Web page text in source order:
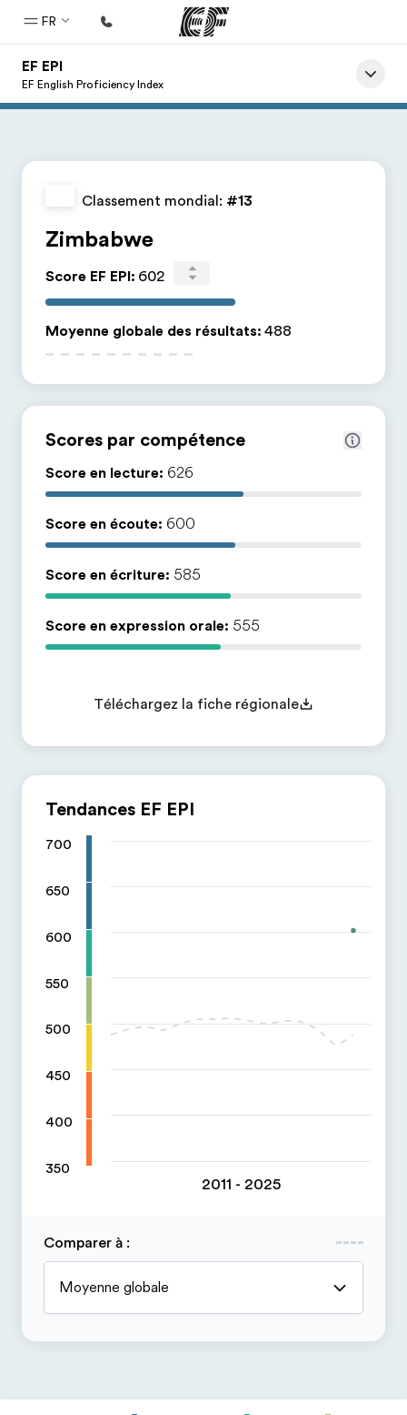
FR
Accueil
Trouver un bureau
A propos de nous
EF recrute
Rejoignez nos équipes
EF EPI
EF English Proficiency Index
Classement mondial: #13
Zimbabwe
Score EF EPI: 602
Moyenne globale des résultats: 488
Scores par compétence
Score en lecture: 626
Score en écoute: 600
Score en écriture: 585
Score en expression orale: 555
Téléchargez la fiche régionale
Tendances EF EPI
700
650
600
550
500
450
400
350
2011 - 2025
Comparer à :
Moyenne globale